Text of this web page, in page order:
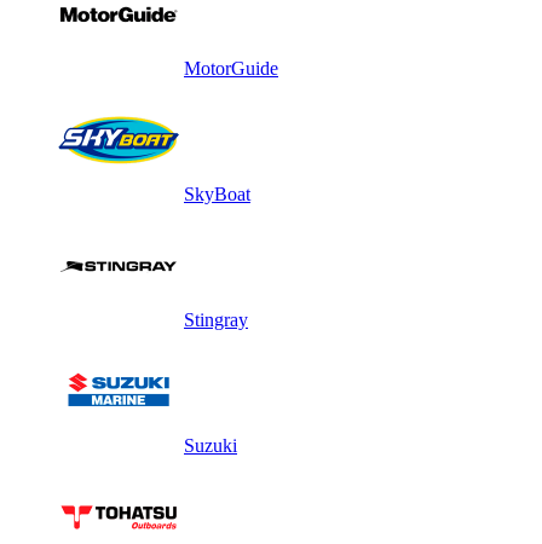
MotorGuide
SkyBoat
Stingray
Suzuki